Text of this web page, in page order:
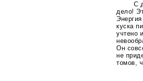
С
дело!
куска
учтено
Он
не
томов,